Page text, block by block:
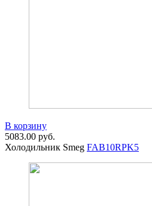
В корзину
5083.00 руб.
Холодильник Smeg FAB10RPK5